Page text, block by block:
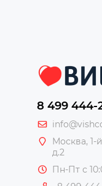
8 499 444-
Москва,
д.2
Пн-Пт с